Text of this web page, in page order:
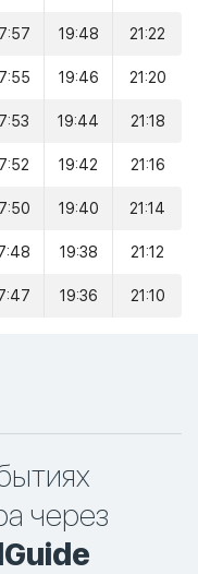
19:48 21:22
19:46 21:20
19:44 21:18
19:42 21:16
19:40 21:14
19:38 21:12
19:36 21:10
через